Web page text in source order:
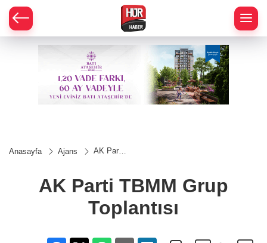
Anasayfa Ajans
AK Parti
Toplantısı
AK Parti TBMM Grup
Toplantısı